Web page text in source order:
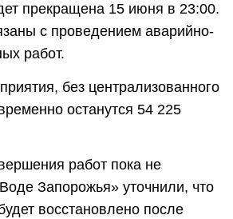
прекращена 15 июня в 23:00.
с проведением аварийно-
работ.
без централизованного
останутся 54 225
работ пока не
Запорожья» уточнили, что
восстановлено после